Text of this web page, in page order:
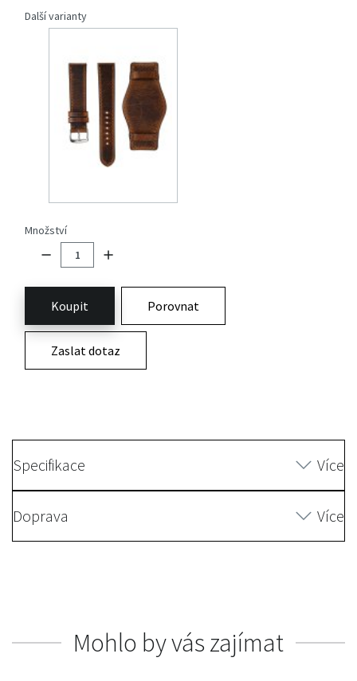
Další varianty
Množství
Koupit Porovnat
Zaslat dotaz
Specifikace Více
Doprava Více
Mohlo by vás zajímat